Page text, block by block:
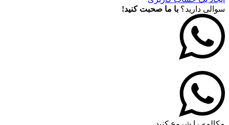
سوالی دارید؟ با ما صحبت کنید!